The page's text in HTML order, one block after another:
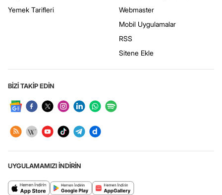
Yemek Tarifleri
Webmaster
Mobil Uygulamalar
RSS
Sitene Ekle
BİZİ TAKİP EDİN
UYGULAMAMIZI İNDİRİN